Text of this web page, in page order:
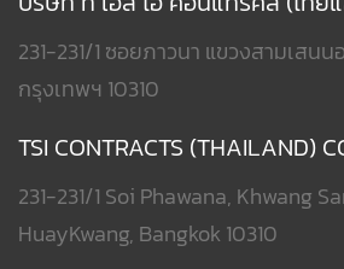
231-231/1 ซอยภาวนา แขวงสามเสน
กรุงเทพฯ 10310
TSI CONTRACTS (THAILAND)
231-231/1 Soi Phawana, Khwang
HuayKwang, Bangkok 10310